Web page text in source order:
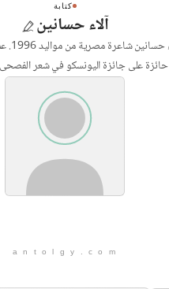
كتابة
آلاء حسانين
حائزة على جائزة اليونسكو في شعر الفصحى
a n t o l g y . c o m